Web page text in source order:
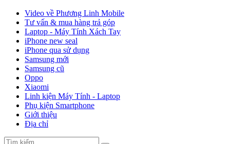
Video về Phương Linh Mobile
Tư vấn & mua hàng trả góp
Laptop - Máy Tính Xách Tay
iPhone new seal
iPhone qua sử dụng
Samsung mới
Samsung cũ
Oppo
Xiaomi
Linh kiện Máy Tính - Laptop
Phụ kiện Smartphone
Giới thiệu
Địa chỉ